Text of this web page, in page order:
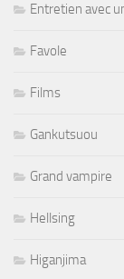
Entretien avec
Favole
Films
Gankutsuou
Grand vampire
Hellsing
Higanjima